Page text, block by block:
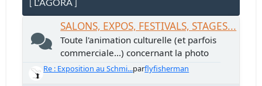
SALONS, EXPOS, FESTIVALS, STAGES...
Toute l'animation culturelle (et parfois
commerciale...) concernant la photo
Re : Exposition au Schmi...parflyfisherman